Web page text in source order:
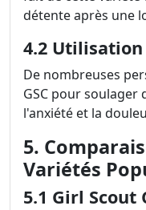
détente après une
4.2
De nombreuses
GSC pour soulager
l'anxiété et la
5.
Variétés
5.1 Girl Scout